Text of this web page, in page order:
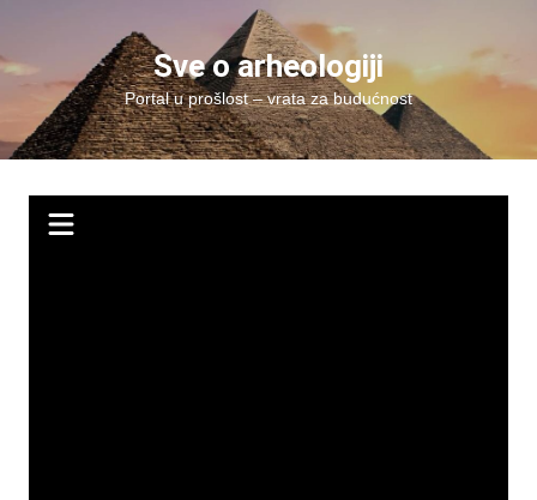
content
Sve o arheologiji
Portal u prošlost – vrata za budućnost